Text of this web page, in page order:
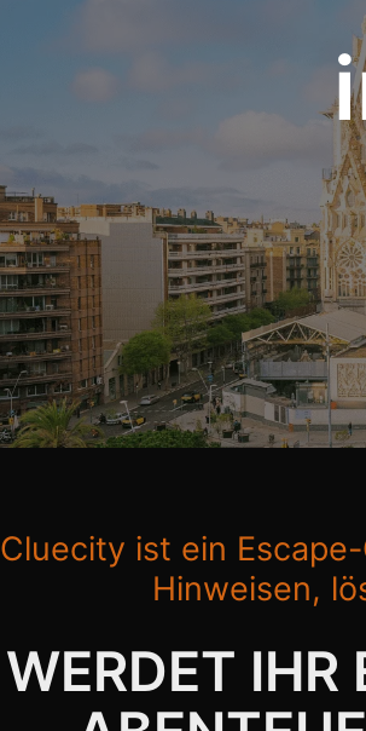
Cluecity ist ein
Hinweisen,
WERDET IHR